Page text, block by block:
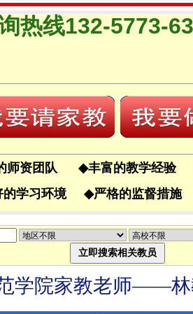
热线132-5773-
师资团队 ◆丰富的教学经验
的学习环境 ◆严格的监督措
学院家教老师——林